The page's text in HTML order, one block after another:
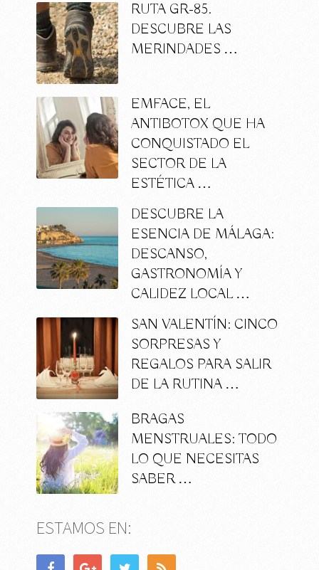
RUTA GR-85.
DESCUBRE LAS
MERINDADES …
EMFACE, EL
ANTIBOTOX QUE HA
CONQUISTADO EL
SECTOR DE LA
ESTÉTICA …
DESCUBRE LA
ESENCIA DE MÁLAGA:
DESCANSO,
GASTRONOMÍA Y
CALIDEZ LOCAL …
SAN VALENTÍN: CINCO
SORPRESAS Y
REGALOS PARA SALIR
DE LA RUTINA …
BRAGAS
MENSTRUALES: TODO
LO QUE NECESITAS
SABER …
ESTAMOS EN: